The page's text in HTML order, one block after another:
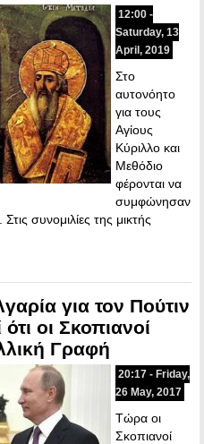
12:00 -
Saturday, 13
April, 2019
Στο
αυτονόητο
για τους
Αγίους
Κύριλλο και
Μεθόδιο
φέρονται να
συμφώνησαν
συνομιλίες της μικτής
για τον Πούτιν
οι Σκοπιανοί
Γραφή
20:17 - Friday,
26 May, 2017
Τώρα οι
Σκοπιανοί